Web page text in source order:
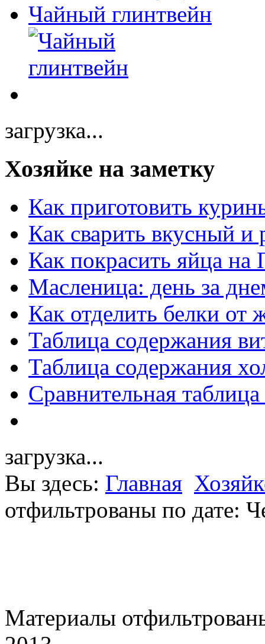
Чайный глинтвейн
загрузка...
Хозяйке на заметку
Как приготовить
Как сварить вкусный и
Как покрасить яйца на
Масленица: день за
Как отделить белки от
Таблица содержания
Таблица содержания
Сравнительная
загрузка...
Вы здесь: Главная
отфильтрованы по дате:
Материалы